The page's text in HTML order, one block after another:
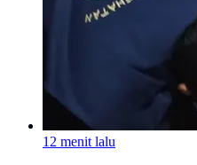
12 menit lalu